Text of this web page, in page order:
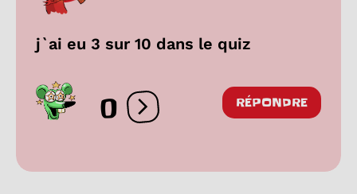
j`ai eu 3 sur 10 dans le quiz
0 Ouvrir les réactions
RÉPONDRE